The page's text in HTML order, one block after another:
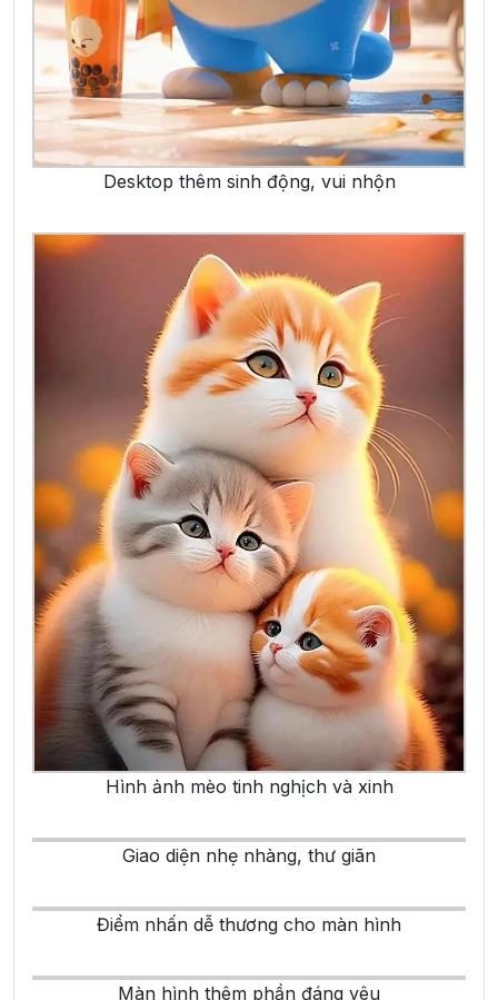
Desktop thêm sinh động, vui nhộn
Hình ảnh mèo tinh nghịch và xinh
Giao diện nhẹ nhàng, thư giãn
Điểm nhấn dễ thương cho màn hình
Màn hình thêm phần đáng yêu